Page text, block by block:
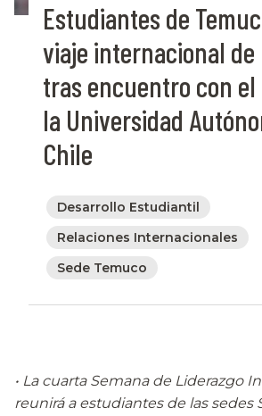
Estudiantes de
viaje internacional de
tras encuentro con el
la Universidad
Chile
Desarrollo Estudiantil
Relaciones Internacionales
Sede Temuco
• La cuarta Semana de Liderazgo
reunirá a estudiantes de las sedes